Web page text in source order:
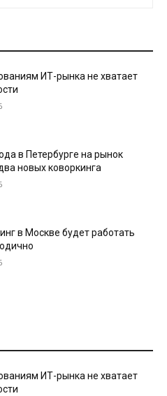
ИТ-рынка не хватает
в Петербурге на рынок
новых коворкинга
в Москве будет работать
ИТ-рынка не хватает